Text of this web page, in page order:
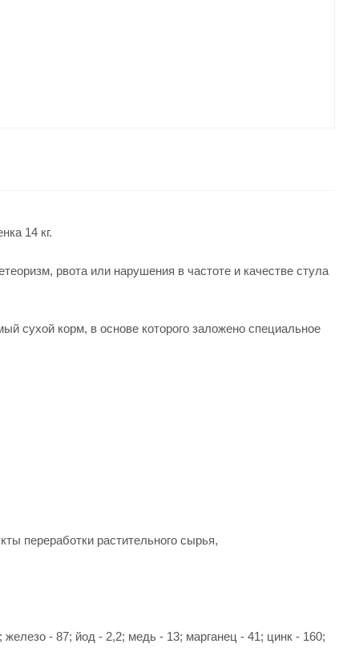
14 кг.
рвота или нарушения в частоте и качестве стула
сухой корм, в основе которого заложено специальное
переработки растительного сырья,
- 87; йод - 2,2; медь - 13; марганец - 41; цинк - 160;